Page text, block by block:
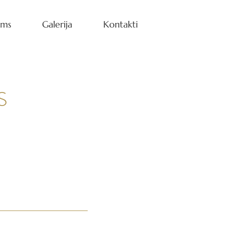
Galerija Kontakti